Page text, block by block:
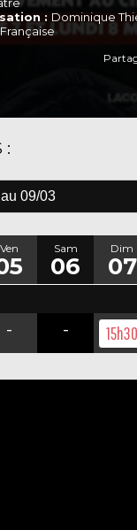
: Dominique
:
Ven Sam
06
Dim
07
- - 15h30